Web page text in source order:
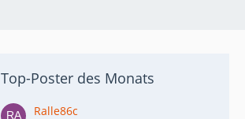
Top-Poster des Monats
Ralle86c